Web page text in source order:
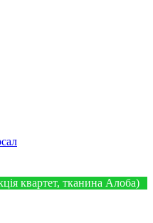
квартет, тканина Алоба)